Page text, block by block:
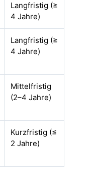
Langfristig (≥
4 Jahre)
Langfristig (≥
4 Jahre)
Mittelfristig
(2–4 Jahre)
Kurzfristig (≤
2 Jahre)